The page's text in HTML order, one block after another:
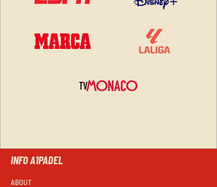
INFO A1PADEL
ABOUT